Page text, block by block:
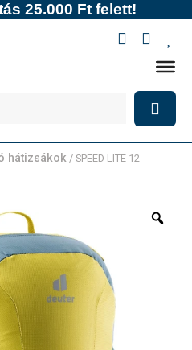
25.000 Ft felett!
hátizsákok/ SPEED LITE 12